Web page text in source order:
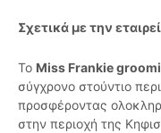
Σχετικά με την
Το Miss Frankie
σύγχρονο στούντιο
προσφέροντας
στην περιοχή της